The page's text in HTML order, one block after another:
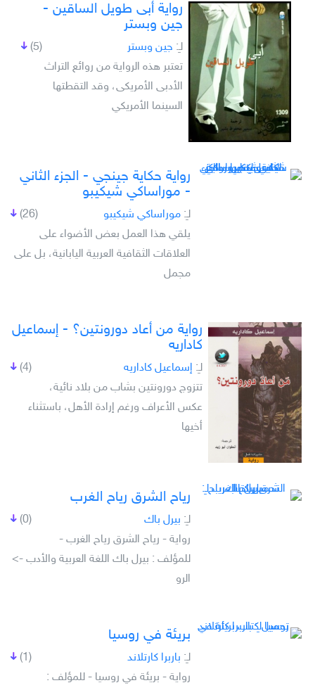
رواية أبى طويل الساقين -
جين وبستر
(5) لـِ: جين وبستر
تعتبر هذه الرواية من روائع التراث
الأدبى الأمريكى، وقد التقطتها
السينما الأمريكي
رواية حكاية جينجي - الجزء الثاني
- موراساكي شيكيبو
(26) لـِ: موراساكي شيكيبو
يلقي هذا العمل بعض الأضواء على
العلاقات الثقافية العربية اليابانية، بل على
مجمل
رواية من أعاد دورونتين؟ - إسماعيل
كاداريه
(4) لـِ: إسماعيل كاداريه
تتزوج دورونتين بشاب من بلاد نائية،
عكس الأعراف ورغم إرادة الأهل، باستثناء
أخيها
رياح الشرق رياح الغرب
(0) لـِ: بيرل باك
رواية - رياح الشرق رياح الغرب -
للمؤلف : بيرل باك اللغة العربية والأدب ->
الرو
بريئة في روسيا
(1) لـِ: باربرا كارتلاند
رواية - بريئة في روسيا - للمؤلف :